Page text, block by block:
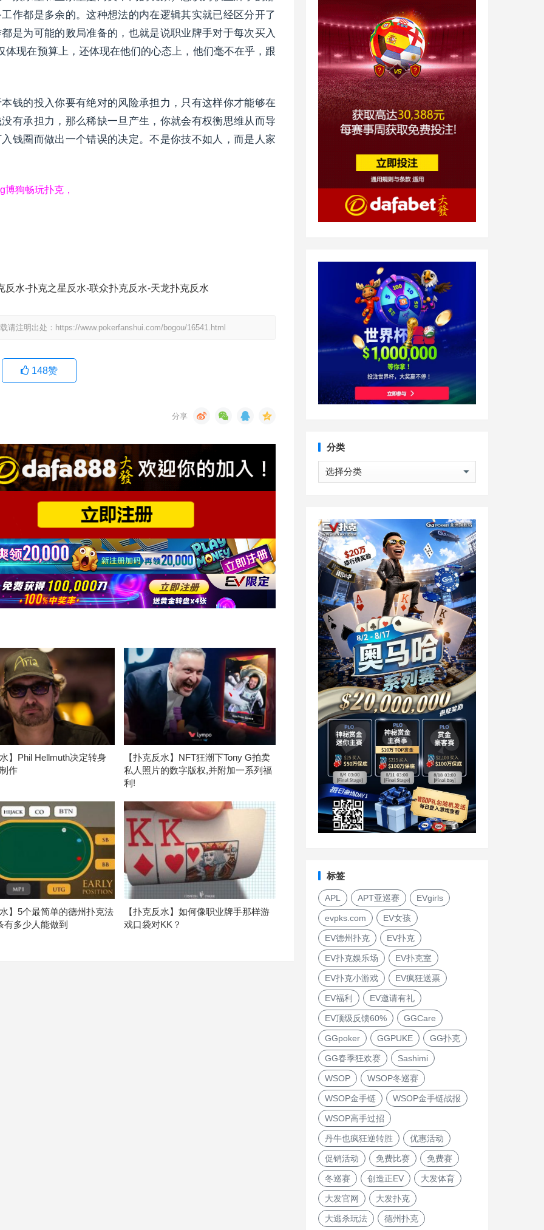
作都是多余的。这种想法的内在逻辑其实就已经区分开了
是为可能的败局准备的，也就是说职业牌手对于每次买入
体现在预算上，还体现在他们的心态上，他们毫不在乎，跟
钱的投入你要有绝对的风险承担力，只有这样你才能够在
有承担力，那么稀缺一旦产生，你就会有权衡思维从而导
钱圈而做出一个错误的决定。不是你技不如人，而是人家
狗畅玩扑克，
水-扑克之星反水-联众扑克反水-天龙扑克反水
请注明出处：https://www.pokerfanshui.com/bogou/16541.html
148赞
】Phil Hellmuth决定转身
作
【扑克反水】NFT狂潮下Tony G拍卖
私人照片的数字版权,并附加一系列福
利!
】5个最简单的德州扑克法
有多少人能做到
【扑克反水】如何像职业牌手那样游
戏口袋对KK？
分类
分
类
标签
APL APT亚巡赛 EVgirls
evpks.com EV女孩
EV德州扑克 EV扑克
EV扑克娱乐场 EV扑克室
EV扑克小游戏 EV疯狂送票
EV福利 EV邀请有礼
EV顶级反馈60% GGCare
GGpoker GGPUKE GG扑克
GG春季狂欢赛 Sashimi
WSOP WSOP冬巡赛
WSOP金手链 WSOP金手链战报
WSOP高手过招
丹牛也疯狂逆转胜 优惠活动
促销活动 免费比赛 免费赛
冬巡赛 创造正EV 大发体育
大发官网 大发扑克
大逃杀玩法 德州扑克